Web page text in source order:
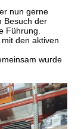
nun gerne
Besuch der
Führung.
den aktiven
wurde